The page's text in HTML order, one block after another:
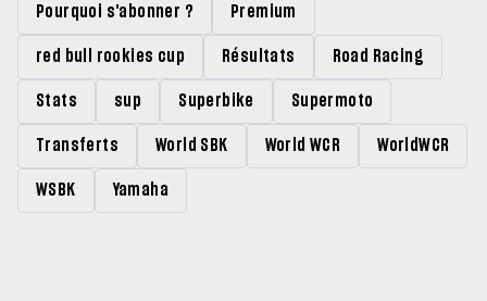
Pourquoi s'abonner ? Premium
red bull rookies cup Résultats Road Racing
Stats sup Superbike Supermoto
Transferts World SBK World WCR WorldWCR
WSBK Yamaha